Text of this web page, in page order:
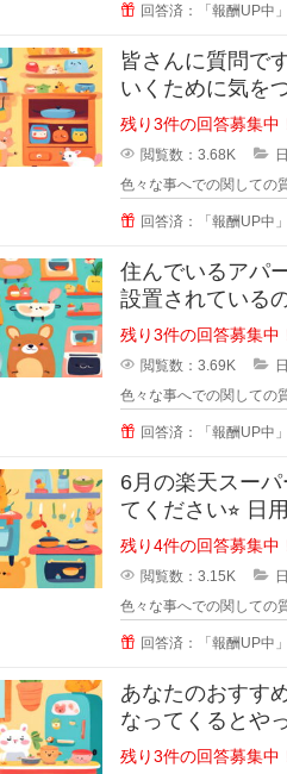
回答済：「報酬UP中
皆さんに質問で
いくために気を
私は夫と結婚10
残り3件の回答募集中
閲覧数：3.68K
色々な事へでの関しての
回答済：「報酬UP中
住んでいるアパ
設置されている
タ水が流れるの
残り3件の回答募集中
閲覧数：3.69K
色々な事へでの関しての
回答済：「報酬UP中
6月の楽天スー
てください⭐︎ 日用品や家電製品などが安くなる楽
天スーパ
残り4件の回答募集中
閲覧数：3.15K
色々な事へでの関しての
回答済：「報酬UP中
あなたのおすす
なってくるとや
でも糖質などが
残り3件の回答募集中